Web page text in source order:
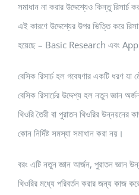
সমাধান না করার উদ্দেশ্যেও কিন্তু
এই কারণে উদ্দেশ্যের উপর ভিত্তি করে
হয়েছে – Basic Research এবং
বেসিক রিসার্চ হল গবেষণার একটি ধরণ
বেসিক রিসার্চের উদ্দেশ্য হল নতুন জ্ঞান
থিওরি তৈরী বা পুরাতন থিওরির উন্নয়নের
কোন নির্দিষ্ট সমস্যা সমাধান করা নয়।
বরং এটি নতুন জ্ঞান আর্জন, পুরাতন জ্ঞান
থিওরির মধ্যে পরিবর্তন করার জন্য কাজ